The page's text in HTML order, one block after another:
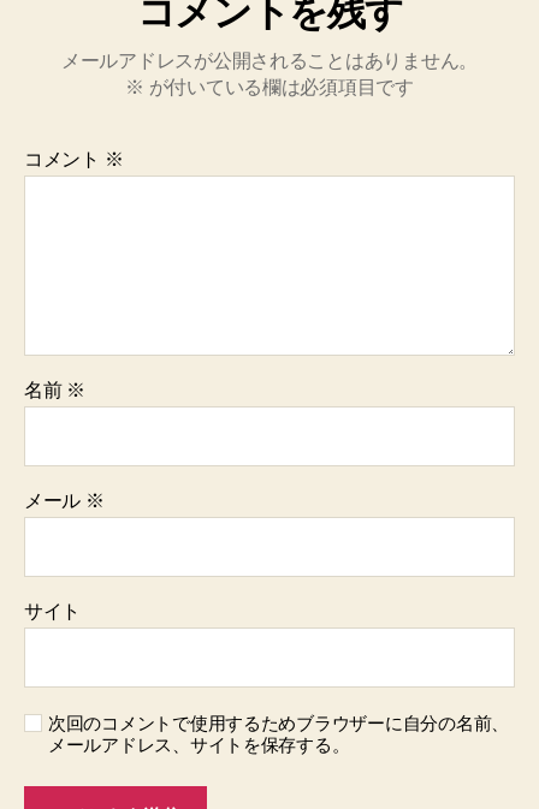
コメントを残す
メールアドレスが公開されることはありません。
※ が付いている欄は必須項目です
コメント ※
名前 ※
メール ※
サイト
次回のコメントで使用するためブラウザーに自分の名前、
メールアドレス、サイトを保存する。